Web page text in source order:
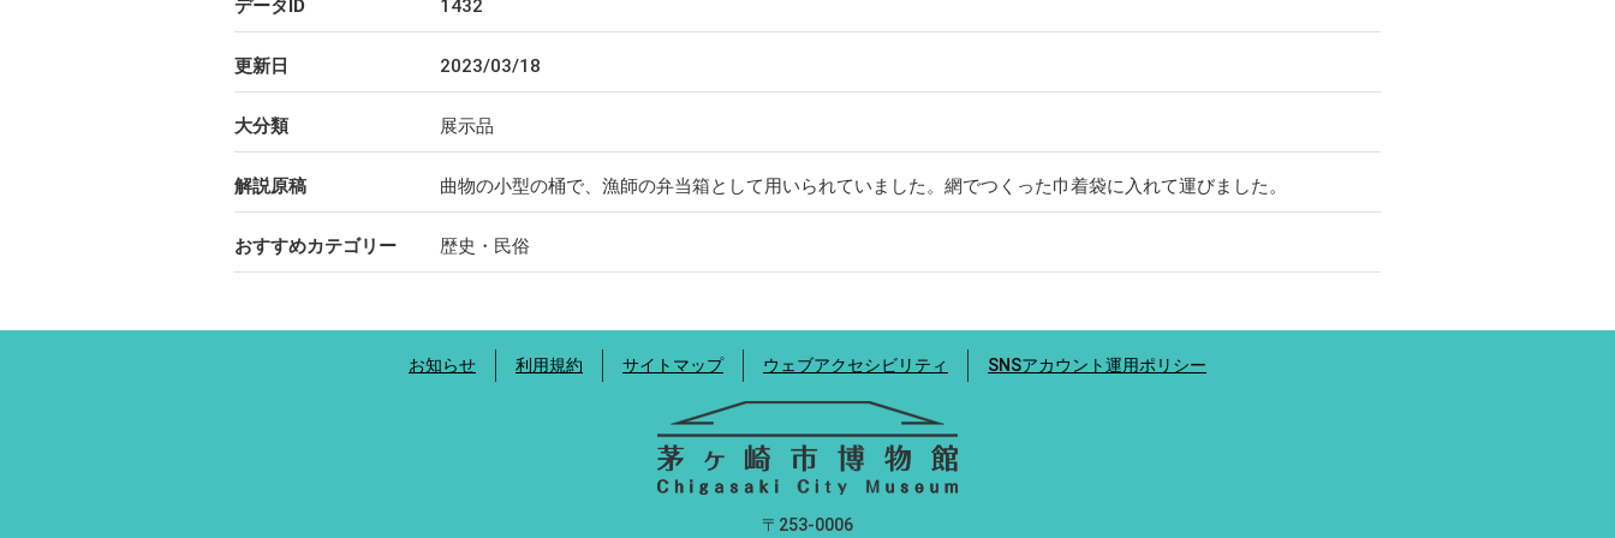
データID 1432
更新日 2023/03/18
大分類 展示品
解説原稿 曲物の小型の桶で、漁師の弁当箱として用いられていました。網でつくった巾着袋に入れて運びました。
おすすめカテゴリー 歴史・民俗
お知らせ 利用規約 サイトマップ ウェブアクセシビリティ SNSアカウント運用ポリシー
〒253-0006